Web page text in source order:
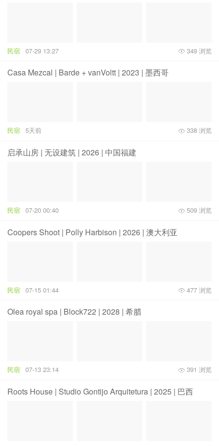
民宿 07-29 13:27 349 浏览
Casa Mezcal | Barde + vanVoltt | 2023 | 墨西哥
民宿 5天前 338 浏览
启承山房 | 无设建筑 | 2026 | 中国福建
民宿 07-20 00:40 509 浏览
Coopers Shoot | Polly Harbison | 2026 | 澳大利亚
民宿 07-15 01:44 477 浏览
Οlea royal spa | Block722 | 2028 | 希腊
民宿 07-13 23:14 391 浏览
Roots House | Studio Gontijo Arquitetura | 2025 | 巴西